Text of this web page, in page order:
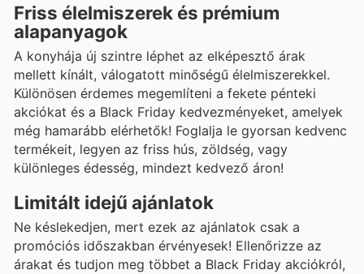
Friss élelmiszerek és prémium
alapanyagok
A konyhája új szintre léphet az elképesztő árak
mellett kínált, válogatott minőségű élelmiszerekkel.
Különösen érdemes megemlíteni a fekete pénteki
akciókat és a Black Friday kedvezményeket, amelyek
még hamarább elérhetők! Foglalja le gyorsan kedvenc
termékeit, legyen az friss hús, zöldség, vagy
különleges édesség, mindezt kedvező áron!
Limitált idejű ajánlatok
Ne késlekedjen, mert ezek az ajánlatok csak a
promóciós időszakban érvényesek! Ellenőrizze az
árakat és tudjon meg többet a Black Friday akciókról,